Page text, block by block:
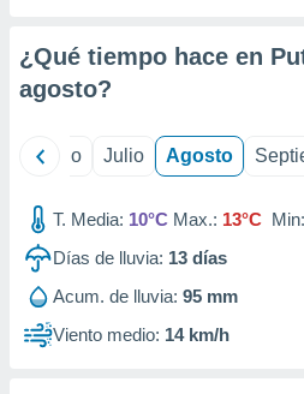
e
mediante
publicidad
publicidad
de
1199
¿Qué tiempo hace en
agosto?
Junio Julio Agosto
T. Media: 10°C Max.: 13°C Min:
Días de lluvia: 13 días
Acum. de lluvia: 95 mm
Viento medio: 14 km/h